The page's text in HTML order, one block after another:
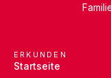
ERKUNDEN
Startseite